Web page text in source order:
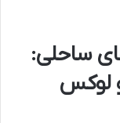
ساحلی:
لوکس